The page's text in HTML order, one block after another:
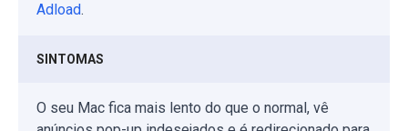
Adload.
SINTOMAS
O seu Mac fica mais lento do que o normal, vê